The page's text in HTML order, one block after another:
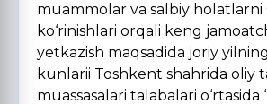
muammolar va salbiy holatlarni
ko‘rinishlari orqali keng
yetkazish maqsadida joriy
kunlarii Toshkent shahrida oliy
muassasalari talabalari o‘rtasida